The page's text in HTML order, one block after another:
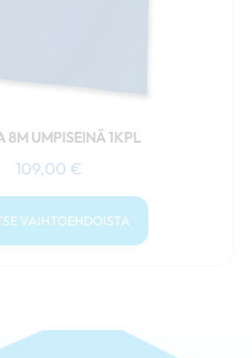
8M UMPISEINÄ 1KPL
109,00 €
VAIHTOEHDOISTA